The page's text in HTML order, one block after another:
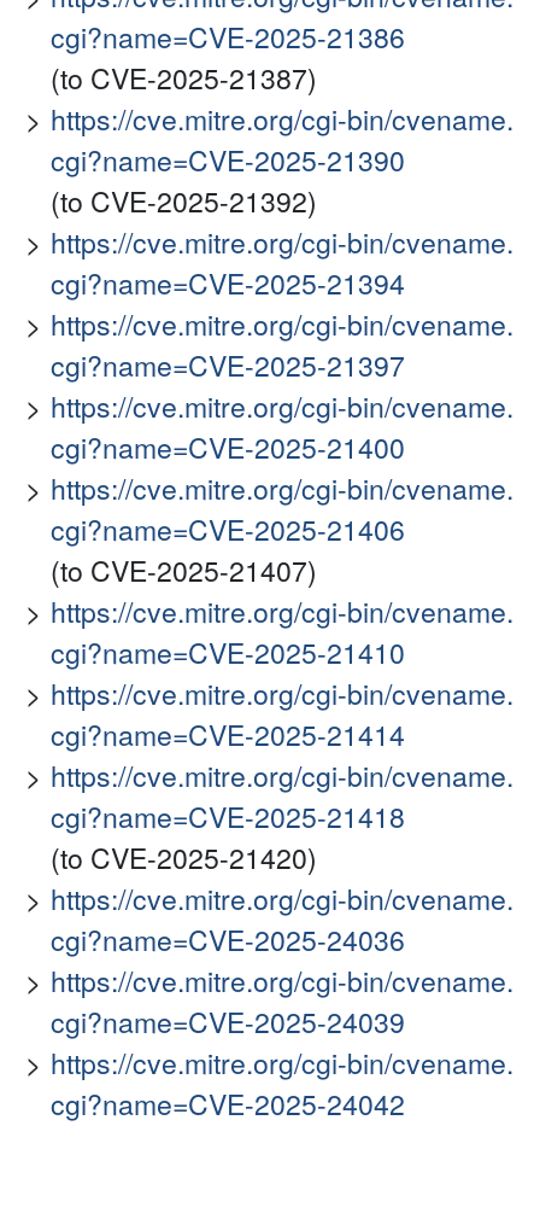
cgi?name=CVE-2025-21386
(to CVE-2025-21387)
https://cve.mitre.org/cgi-bin/cvename.
cgi?name=CVE-2025-21390
(to CVE-2025-21392)
https://cve.mitre.org/cgi-bin/cvename.
cgi?name=CVE-2025-21394
https://cve.mitre.org/cgi-bin/cvename.
cgi?name=CVE-2025-21397
https://cve.mitre.org/cgi-bin/cvename.
cgi?name=CVE-2025-21400
https://cve.mitre.org/cgi-bin/cvename.
cgi?name=CVE-2025-21406
(to CVE-2025-21407)
https://cve.mitre.org/cgi-bin/cvename.
cgi?name=CVE-2025-21410
https://cve.mitre.org/cgi-bin/cvename.
cgi?name=CVE-2025-21414
https://cve.mitre.org/cgi-bin/cvename.
cgi?name=CVE-2025-21418
(to CVE-2025-21420)
https://cve.mitre.org/cgi-bin/cvename.
cgi?name=CVE-2025-24036
https://cve.mitre.org/cgi-bin/cvename.
cgi?name=CVE-2025-24039
https://cve.mitre.org/cgi-bin/cvename.
cgi?name=CVE-2025-24042